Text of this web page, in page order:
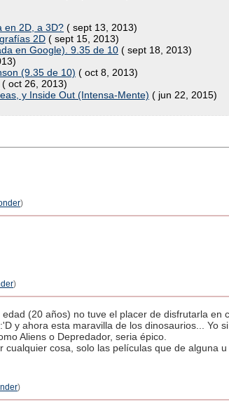
en 2D, a 3D? ( sept 13, 2013)
2D ( sept 15, 2013)
en Google). 9.35 de 10 ( sept 18, 2013)
(9.35 de 10) ( oct 8, 2013)
( oct 26, 2013)
y Inside Out (Intensa-Mente) ( jun 22, 2015)
)
)
(20 años) no tuve el placer de disfrutarla en
y ahora esta maravilla de los dinosaurios... Yo
Aliens o Depredador, seria épico.
cosa, solo las películas que de alguna
)